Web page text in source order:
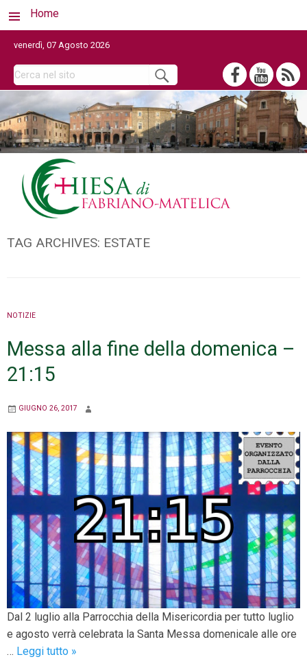
Home
venerdì, 07 Agosto 2026
TAG ARCHIVES: ESTATE
NOTIZIE
Messa alla fine della domenica –
21:15
GIUGNO 26, 2017
Dal 2 luglio alla Parrocchia della Misericordia per tutto luglio
e agosto verrà celebrata la Santa Messa domenicale alle ore
… Leggi tutto Messa
»